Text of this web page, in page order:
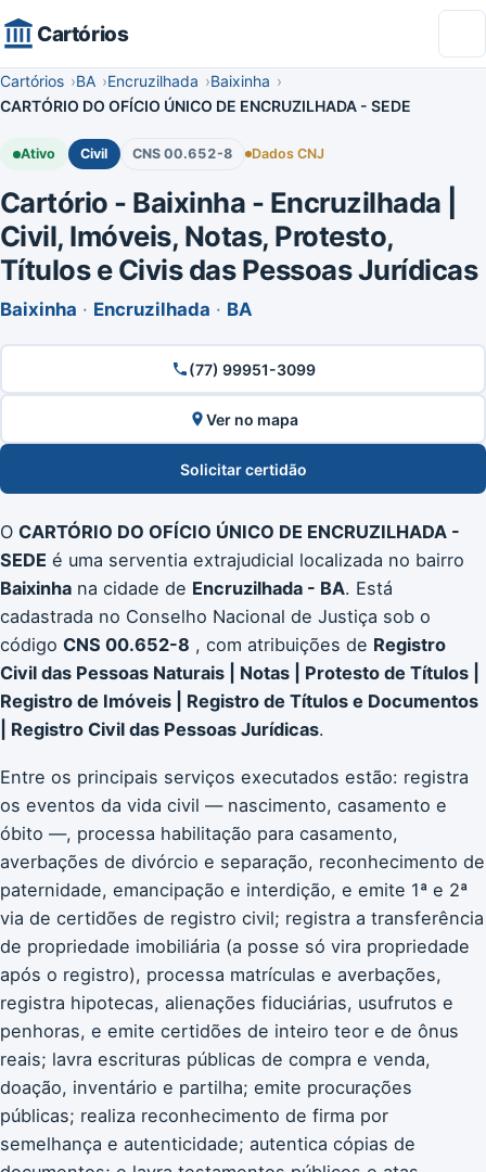
Cartórios
Cartórios BA Encruzilhada
Baixinha
CARTÓRIO DO OFÍCIO ÚNICO DE ENCRUZILHADA - SEDE
Ativo Civil CNS 00.652-8 Dados CNJ
Cartório - Baixinha - Encruzilhada |
Civil, Imóveis, Notas, Protesto,
Títulos e Civis das Pessoas Jurídicas
Baixinha · Encruzilhada · BA
(77) 99951-3099
Ver no mapa
Solicitar certidão
O CARTÓRIO DO OFÍCIO ÚNICO DE ENCRUZILHADA -
SEDE é uma serventia extrajudicial localizada no bairro
Baixinha na cidade de Encruzilhada - BA. Está
cadastrada no Conselho Nacional de Justiça sob o
código CNS 00.652-8 , com atribuições de Registro
Civil das Pessoas Naturais | Notas | Protesto de Títulos |
Registro de Imóveis | Registro de Títulos e Documentos
| Registro Civil das Pessoas Jurídicas.
Entre os principais serviços executados estão: registra
os eventos da vida civil — nascimento, casamento e
óbito —, processa habilitação para casamento,
averbações de divórcio e separação, reconhecimento de
paternidade, emancipação e interdição, e emite 1ª e 2ª
via de certidões de registro civil; registra a transferência
de propriedade imobiliária (a posse só vira propriedade
após o registro), processa matrículas e averbações,
registra hipotecas, alienações fiduciárias, usufrutos e
penhoras, e emite certidões de inteiro teor e de ônus
reais; lavra escrituras públicas de compra e venda,
doação, inventário e partilha; emite procurações
públicas; realiza reconhecimento de firma por
semelhança e autenticidade; autentica cópias de